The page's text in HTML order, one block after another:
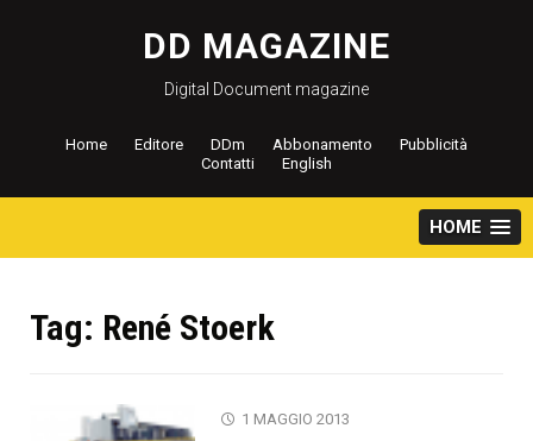
contenuto
DD MAGAZINE
Digital Document magazine
Home Editore DDm Abbonamento
Pubblicità
Contatti
English
HOME
Tag: René Stoerk
1 MAGGIO 2013